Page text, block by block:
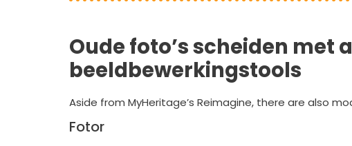
Oude foto’s scheiden met
beeldbewerkingstools
Aside from MyHeritage’s Reimagine, there are also
Fotor